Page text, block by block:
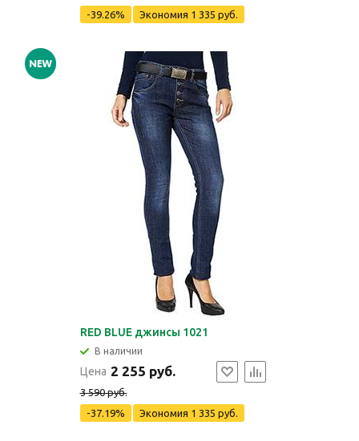
-39.26%
Экономия 1 335 руб.
RED BLUE джинсы 1021
В наличии
Цена 2 255 руб.
3 590 руб.
-37.19%
Экономия 1 335 руб.